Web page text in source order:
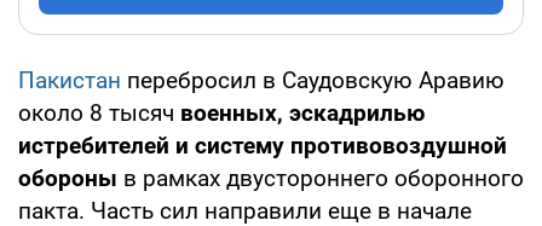
Пакистан перебросил в Саудовскую Аравию
около 8 тысяч военных, эскадрилью
истребителей и систему противовоздушной
обороны в рамках двустороннего оборонного
пакта. Часть сил направили еще в начале